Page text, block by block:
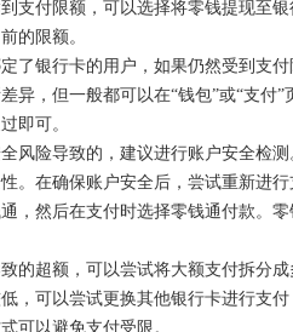
支付限额，可以选择将零钱提现至
的限额。
了银行卡的用户，如果仍然受到支
异，但一般都可以在“钱包”或“支付
即可。
风险导致的，建议进行账户安全检
。在确保账户安全后，尝试重新进
，然后在支付时选择零钱通付款。
的超额，可以尝试将大额支付拆分
，可以尝试更换其他银行卡进行支
可以避免支付受限。